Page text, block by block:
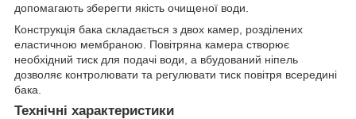
допомагають зберегти якість очищеної води.
Конструкція бака складається з двох камер, розділених
еластичною мембраною. Повітряна камера створює
необхідний тиск для подачі води, а вбудований ніпель
дозволяє контролювати та регулювати тиск повітря всередині
бака.
Технічні характеристики